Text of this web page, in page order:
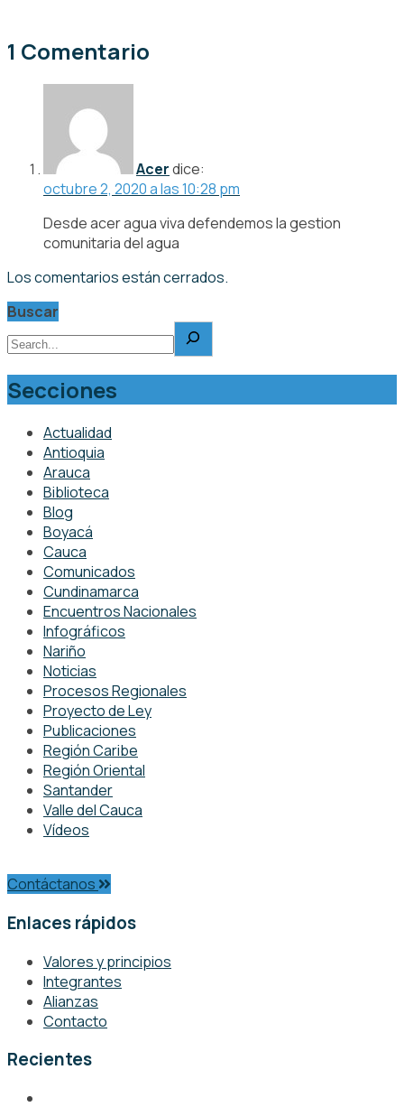
1 Comentario
Acerdice:
octubre 2, 2020 a las 10:28 pm
Desde acer agua viva defendemos la gestion
comunitaria del agua
Los comentarios están cerrados.
Buscar
Secciones
Actualidad
Antioquia
Arauca
Biblioteca
Blog
Boyacá
Cauca
Comunicados
Cundinamarca
Encuentros Nacionales
Infográficos
Nariño
Noticias
Procesos Regionales
Proyecto de Ley
Publicaciones
Región Caribe
Región Oriental
Santander
Valle del Cauca
Vídeos
Contáctanos
Enlaces rápidos
Valores y principios
Integrantes
Alianzas
Contacto
Recientes